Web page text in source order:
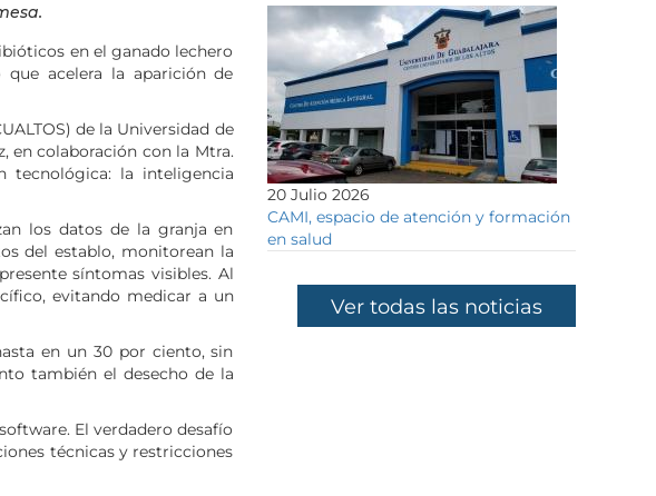
en el ganado lechero
acelera la aparición de
de la Universidad de
en colaboración con la Mtra.
tecnológica: la inteligencia
los datos de la granja en
del establo, monitorean la
síntomas visibles. Al
evitando medicar a un
en un 30 por ciento, sin
también el desecho de la
El verdadero desafío
técnicas y restricciones
20 Julio 2026
CAMI, espacio de atención y formación
en salud
Ver todas las noticias